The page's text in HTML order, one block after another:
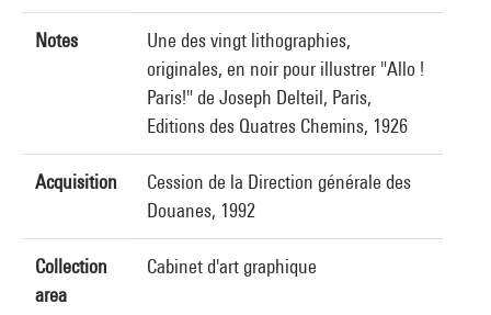
Notes
Une des vingt lithographies,
originales, en noir pour illustrer "Allo !
Paris!" de Joseph Delteil, Paris,
Editions des Quatres Chemins, 1926
Acquisition
Cession de la Direction générale des
Douanes, 1992
Collection
area
Cabinet d'art graphique